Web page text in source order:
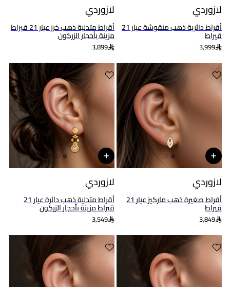
لازوردي
أقراط دائرية ذهب منقوشة عيار 21
قيراط
3,999
لازوردي
أقراط متدلية ذهب خرز عيار 21 قيراط
مزينة بأحجار الزركون
3,899
لازوردي
أقراط صغيرة ذهب ماركيز عيار 21
قيراط
3,849
لازوردي
أقراط متدلية ذهب دائرة عيار 21
قيراط مزينة بأحجار الزركون
3,549